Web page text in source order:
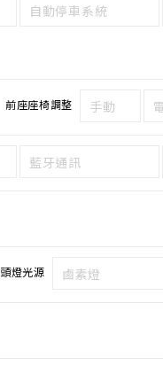
自動停車系統
前座座椅調整 手動
藍牙通訊
頭燈光源 鹵素燈